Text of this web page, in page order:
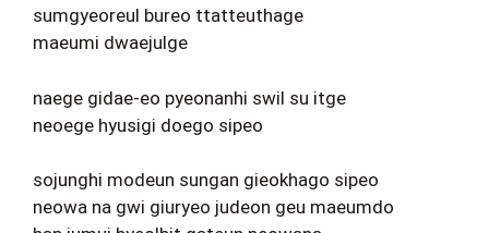
sumgyeoreul bureo ttatteuthage
maeumi dwaejulge
naege gidae-eo pyeonanhi swil su itge
neoege hyusigi doego sipeo
sojunghi modeun sungan gieokhago sipeo
neowa na gwi giuryeo judeon geu maeumdo